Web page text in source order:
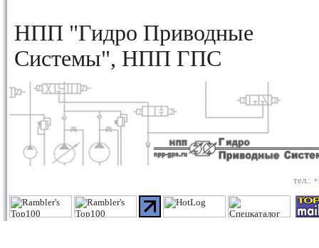
НПП "Гидро Приводные
Системы", НПП ГПС
тел.: